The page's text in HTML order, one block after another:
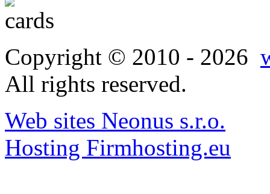
Copyright © 2010 - 2026
All rights reserved.
Web sites Neonus s.r.o.
Hosting Firmhosting.eu